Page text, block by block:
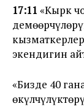
17:11 «Кырк
экендигин
«Бизде 40